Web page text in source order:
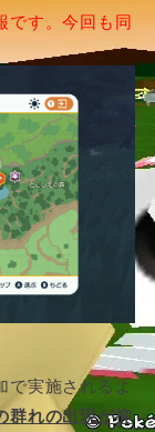
です。今回も同
で実施されるよ
群れの出現が抑